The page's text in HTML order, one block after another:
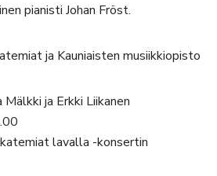
pianisti Johan Fröst.
ja Kauniaisten musiikkiopisto
Mälkki ja Erkki Liikanen
lavalla -konsertin